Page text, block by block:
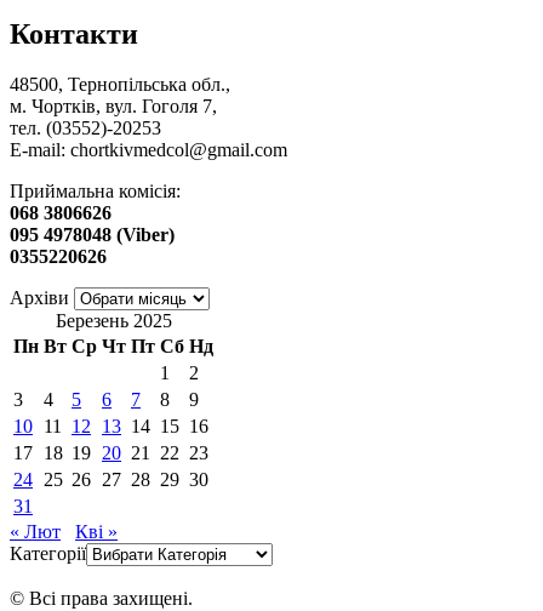
Контакти
48500, Тернопільська обл.,
м. Чортків, вул. Гоголя 7,
тел. (03552)-20253
E-mail: chortkivmedcol@gmail.com
Приймальна комісія:
068 3806626
095 4978048 (Viber)
0355220626
Архіви
Березень 2025
Пн Вт Ср Чт Пт Сб Нд
1
2
3
4 5 6 7 8
9
10 11 12 13 14 15 16
17 18 19 20 21 22 23
24 25 26 27 28 29 30
31
« Лют
Кві »
Категорії
© Всі права захищені.